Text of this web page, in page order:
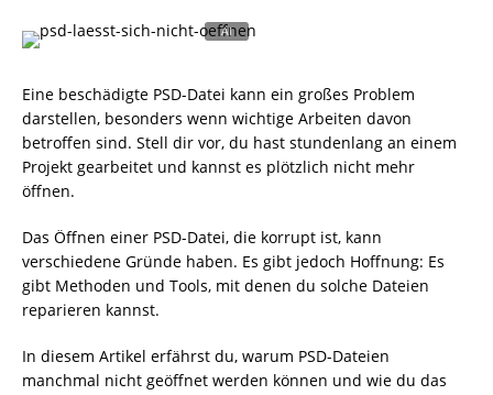
Eine beschädigte PSD-Datei kann ein großes Problem
darstellen, besonders wenn wichtige Arbeiten davon
betroffen sind. Stell dir vor, du hast stundenlang an einem
Projekt gearbeitet und kannst es plötzlich nicht mehr
öffnen.
Das Öffnen einer PSD-Datei, die korrupt ist, kann
verschiedene Gründe haben. Es gibt jedoch Hoffnung: Es
gibt Methoden und Tools, mit denen du solche Dateien
reparieren kannst.
In diesem Artikel erfährst du, warum PSD-Dateien
manchmal nicht geöffnet werden können und wie du das